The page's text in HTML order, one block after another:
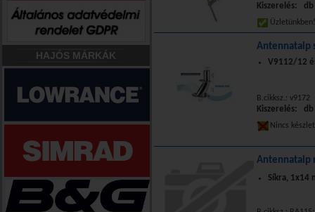
HAJÓS MÁRKÁK
Kiszerelés: db
Antennatalp
V9112/12
B.cikksz.: v9172
Kiszerelés: db
Nincs
Antennatalp
Síkra,